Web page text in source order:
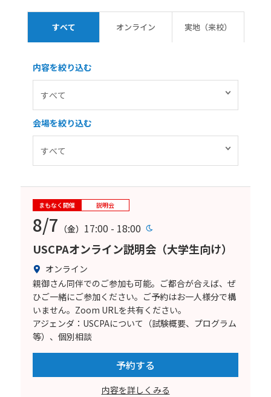
すべて オンライン 実地（来校）
内容を絞り込む
会場を絞り込む
まもなく開催 説明会
8/7 （金） 17:00 - 18:00
USCPAオンライン説明会（大学生向け）
オンライン
親御さん同伴でのご参加も可能。ご都合が合えば、ぜ
ひご一緒にご参加ください。ご予約はお一人様分で構
いません。Zoom URLを共有ください。
アジェンダ：USCPAについて（試験概要、プログラム
等）、個別相談
予約する
内容を詳しくみる